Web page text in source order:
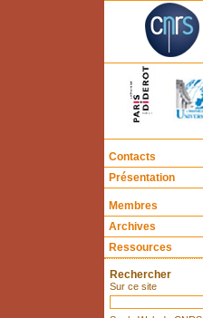
Contacts
Présentation
Membres
Archives
Ressources
Rechercher
Sur ce site